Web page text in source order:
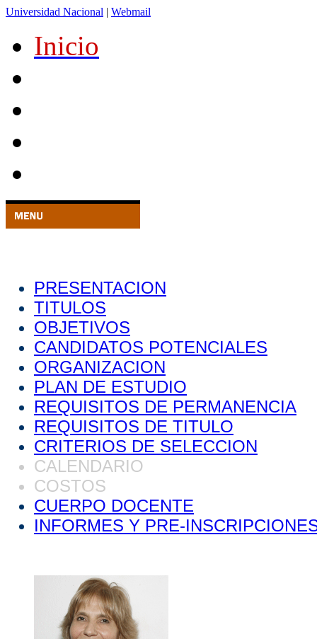
Universidad Nacional | Webmail
Inicio
PRESENTACION
TITULOS
OBJETIVOS
CANDIDATOS POTENCIALES
ORGANIZACION
PLAN DE ESTUDIO
REQUISITOS DE PERMANENCIA
REQUISITOS DE TITULO
CRITERIOS DE SELECCION
CALENDARIO
COSTOS
CUERPO DOCENTE
INFORMES Y PRE-